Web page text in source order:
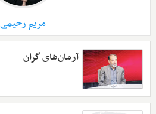
مریم رحیمی
آرمان‌های گران